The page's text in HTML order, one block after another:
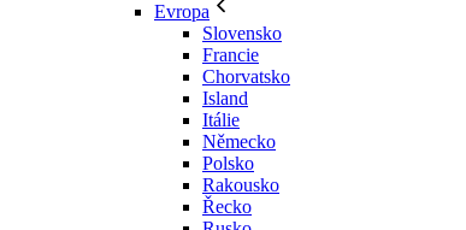
Evropa
Slovensko
Francie
Chorvatsko
Island
Itálie
Německo
Polsko
Rakousko
Řecko